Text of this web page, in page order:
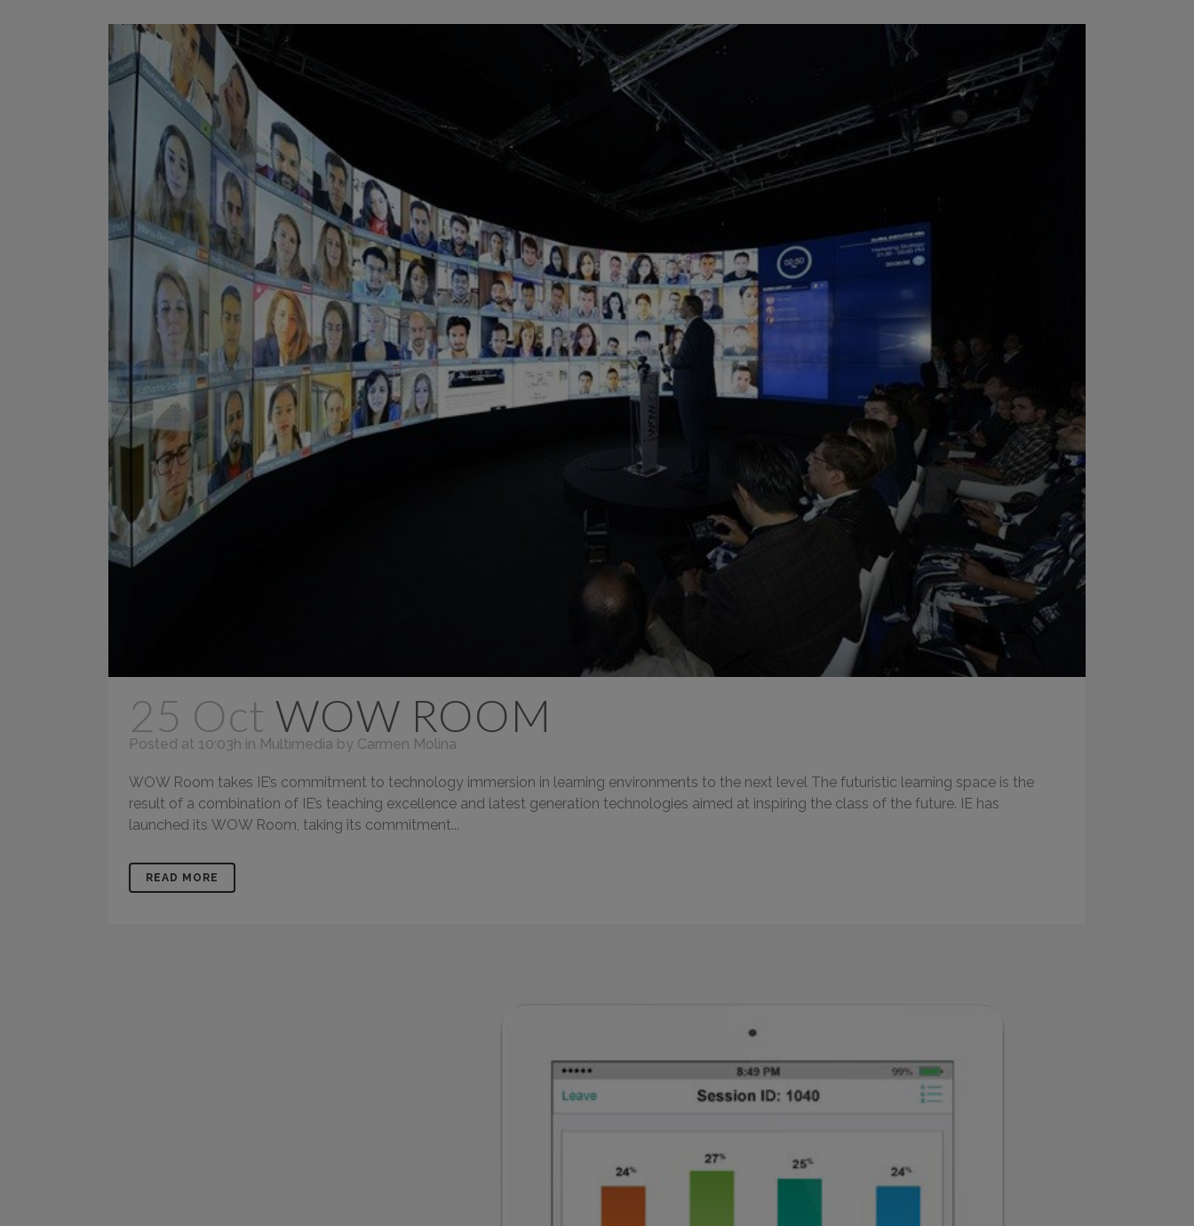
25 Oct WOW ROOM
Posted at 10:03h in Multimedia by Carmen Molina
WOW Room takes IE’s commitment to technology immersion in learning environments to the next level The futuristic learning space is the
result of a combination of IE’s teaching excellence and latest generation technologies aimed at inspiring the class of the future. IE has
launched its WOW Room, taking its commitment...
READ MORE